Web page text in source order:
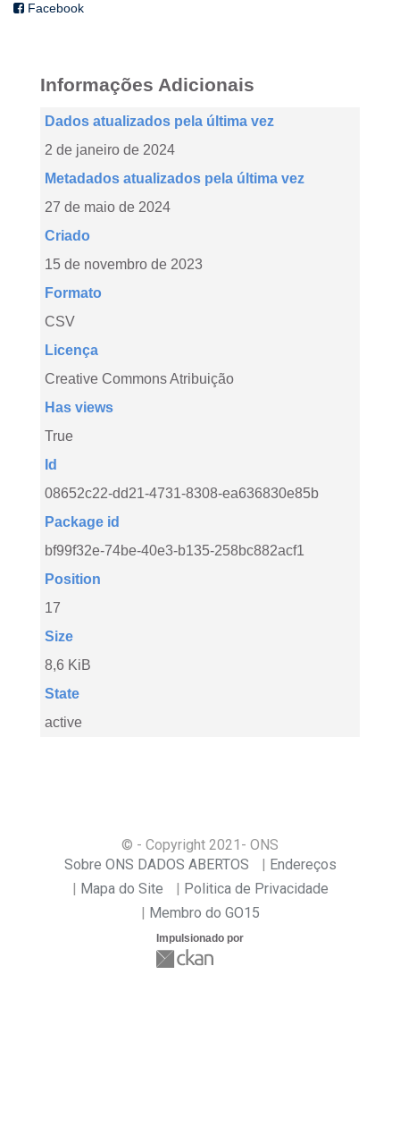
Facebook
Informações Adicionais
Dados atualizados pela última vez
2 de janeiro de 2024
Metadados atualizados pela última vez
27 de maio de 2024
Criado
15 de novembro de 2023
Formato
CSV
Licença
Creative Commons Atribuição
Has views
True
Id
08652c22-dd21-4731-8308-ea636830e85b
Package id
bf99f32e-74be-40e3-b135-258bc882acf1
Position
17
Size
8,6 KiB
State
active
© - Copyright 2021 - ONS
Sobre ONS DADOS ABERTOS
Endereços
Mapa do Site
Politica de Privacidade
Membro do GO15
Impulsionado por